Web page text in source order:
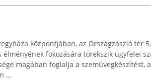
központjában, az Országzászló tér
élményének fokozására törekszik ügyfelei
magában foglalja a szemüvegkészítést,
...